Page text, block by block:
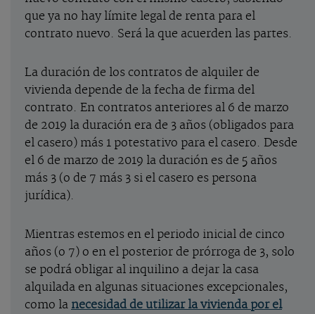
que ya no hay límite legal de renta para el
contrato nuevo. Será la que acuerden las partes.
La duración de los contratos de alquiler de
vivienda depende de la fecha de firma del
contrato. En contratos anteriores al 6 de marzo
de 2019 la duración era de 3 años (obligados para
el casero) más 1 potestativo para el casero. Desde
el 6 de marzo de 2019 la duración es de 5 años
más 3 (o de 7 más 3 si el casero es persona
jurídica).
Mientras estemos en el periodo inicial de cinco
años (o 7) o en el posterior de prórroga de 3, solo
se podrá obligar al inquilino a dejar la casa
alquilada en algunas situaciones excepcionales,
como la necesidad de utilizar la vivienda por el